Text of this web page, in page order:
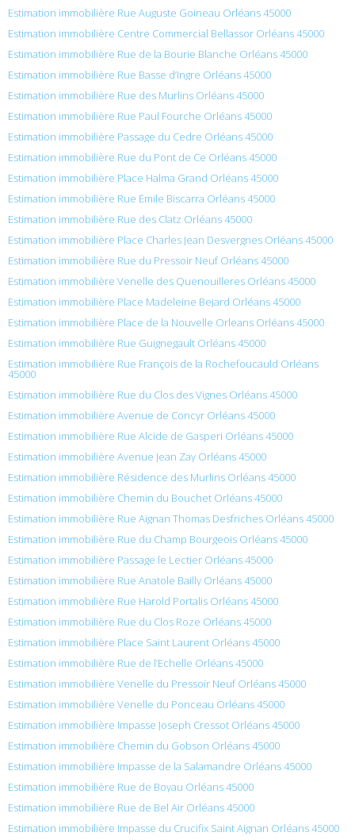
Estimation immobilière Rue Auguste Goineau Orléans 45000
Estimation immobilière Centre Commercial Bellassor Orléans 45000
Estimation immobilière Rue de la Bourie Blanche Orléans 45000
Estimation immobilière Rue Basse d’Ingre Orléans 45000
Estimation immobilière Rue des Murlins Orléans 45000
Estimation immobilière Rue Paul Fourche Orléans 45000
Estimation immobilière Passage du Cedre Orléans 45000
Estimation immobilière Rue du Pont de Ce Orléans 45000
Estimation immobilière Place Halma Grand Orléans 45000
Estimation immobilière Rue Émile Biscarra Orléans 45000
Estimation immobilière Rue des Clatz Orléans 45000
Estimation immobilière Place Charles Jean Desvergnes Orléans 45000
Estimation immobilière Rue du Pressoir Neuf Orléans 45000
Estimation immobilière Venelle des Quenouilleres Orléans 45000
Estimation immobilière Place Madeleine Bejard Orléans 45000
Estimation immobilière Place de la Nouvelle Orleans Orléans 45000
Estimation immobilière Rue Guignegault Orléans 45000
Estimation immobilière Rue François de la Rochefoucauld Orléans
45000
Estimation immobilière Rue du Clos des Vignes Orléans 45000
Estimation immobilière Avenue de Concyr Orléans 45000
Estimation immobilière Rue Alcide de Gasperi Orléans 45000
Estimation immobilière Avenue Jean Zay Orléans 45000
Estimation immobilière Résidence des Murlins Orléans 45000
Estimation immobilière Chemin du Bouchet Orléans 45000
Estimation immobilière Rue Aignan Thomas Desfriches Orléans 45000
Estimation immobilière Rue du Champ Bourgeois Orléans 45000
Estimation immobilière Passage le Lectier Orléans 45000
Estimation immobilière Rue Anatole Bailly Orléans 45000
Estimation immobilière Rue Harold Portalis Orléans 45000
Estimation immobilière Rue du Clos Roze Orléans 45000
Estimation immobilière Place Saint Laurent Orléans 45000
Estimation immobilière Rue de l’Echelle Orléans 45000
Estimation immobilière Venelle du Pressoir Neuf Orléans 45000
Estimation immobilière Venelle du Ponceau Orléans 45000
Estimation immobilière Impasse Joseph Cressot Orléans 45000
Estimation immobilière Chemin du Gobson Orléans 45000
Estimation immobilière Impasse de la Salamandre Orléans 45000
Estimation immobilière Rue de Boyau Orléans 45000
Estimation immobilière Rue de Bel Air Orléans 45000
Estimation immobilière Impasse du Crucifix Saint Aignan Orléans 45000